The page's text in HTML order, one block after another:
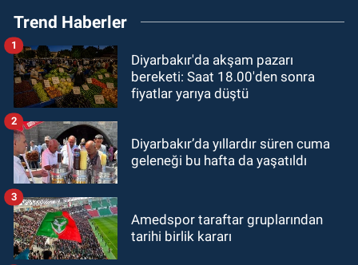
Trend Haberler
Diyarbakır'da akşam pazarı
bereketi: Saat 18.00'den sonra
fiyatlar yarıya düştü
1
Diyarbakır’da yıllardır süren cuma
geleneği bu hafta da yaşatıldı
2
Amedspor taraftar gruplarından
tarihi birlik kararı
3